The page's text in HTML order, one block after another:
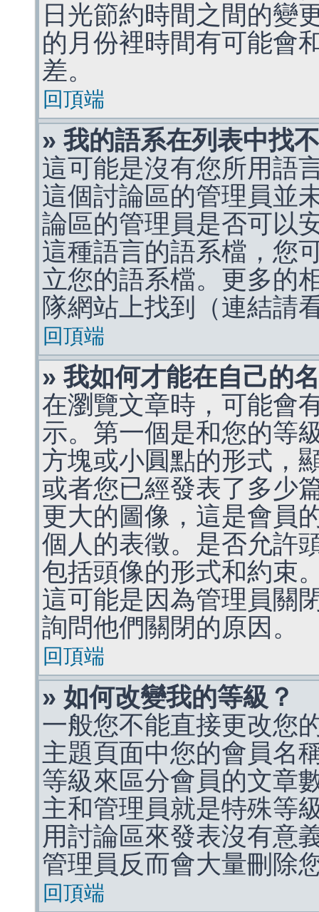
日光節約時間之間的變
的月份裡時間有可能會
差。
回頂端
» 我的語系在列表中找
這可能是沒有您所用語
這個討論區的管理員並
論區的管理員是否可以
這種語言的語系檔，您
立您的語系檔。更多的
隊網站上找到（連結請
回頂端
» 我如何才能在自己的
在瀏覽文章時，可能會
示。第一個是和您的等
方塊或小圓點的形式，
或者您已經發表了多少
更大的圖像，這是會員
個人的表徵。是否允許
包括頭像的形式和約束
這可能是因為管理員關
詢問他們關閉的原因。
回頂端
» 如何改變我的等級？
一般您不能直接更改您
主題頁面中您的會員名
等級來區分會員的文章
主和管理員就是特殊等
用討論區來發表沒有意
管理員反而會大量刪除
回頂端